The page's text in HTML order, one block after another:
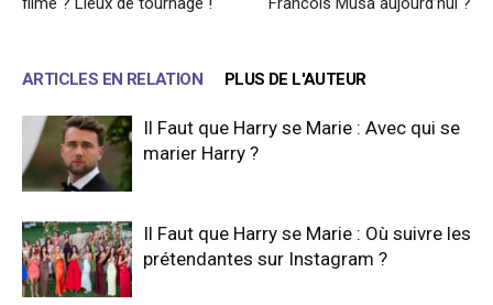
ARTICLES EN RELATION PLUS DE L'AUTEUR
Il Faut que Harry se Marie : Avec qui se
marier Harry ?
Il Faut que Harry se Marie : Où suivre les
prétendantes sur Instagram ?